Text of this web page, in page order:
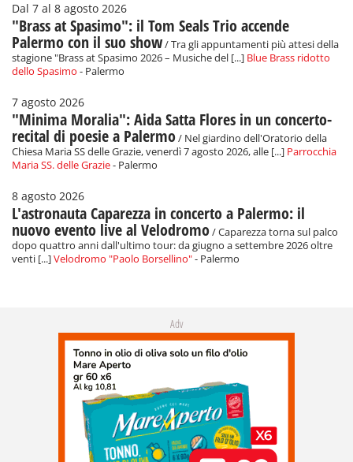
Dal 7 al 8 agosto 2026
"Brass at Spasimo": il Tom Seals Trio accende
Palermo con il suo show/ Tra gli appuntamenti più attesi della
stagione "Brass at Spasimo 2026 – Musiche del [...] Blue Brass ridotto
dello Spasimo - Palermo
7 agosto 2026
"Minima Moralia": Aida Satta Flores in un concerto-
recital di poesie a Palermo/ Nel giardino dell'Oratorio della
Chiesa Maria SS delle Grazie, venerdì 7 agosto 2026, alle [...] Parrocchia
Maria SS. delle Grazie- Palermo
8 agosto 2026
L'astronauta Caparezza in concerto a Palermo: il
nuovo evento live al Velodromo/ Caparezza torna sul palco
dopo quattro anni dall'ultimo tour: da giugno a settembre 2026 oltre
venti [...]Velodromo "Paolo Borsellino"- Palermo
Adv